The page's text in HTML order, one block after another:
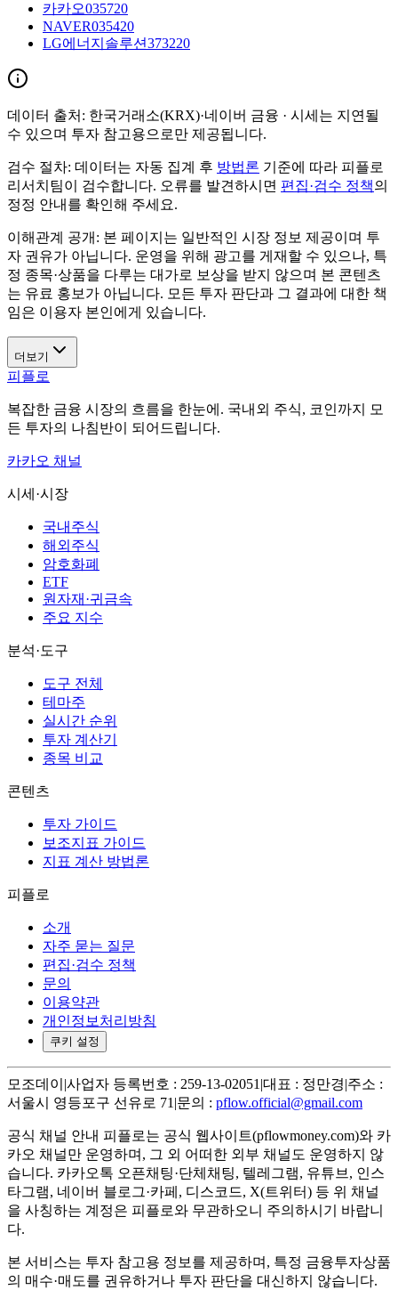
카카오035720
NAVER035420
LG에너지솔루션373220
데이터 출처: 한국거래소(KRX)·네이버 금융 · 시세는 지연될
수 있으며 투자 참고용으로만 제공됩니다.
검수 절차: 데이터는 자동 집계 후 방법론 기준에 따라 피플로
리서치팀이 검수합니다. 오류를 발견하시면 편집·검수 정책의
정정 안내를 확인해 주세요.
이해관계 공개: 본 페이지는 일반적인 시장 정보 제공이며 투
자 권유가 아닙니다. 운영을 위해 광고를 게재할 수 있으나, 특
정 종목·상품을 다루는 대가로 보상을 받지 않으며 본 콘텐츠
는 유료 홍보가 아닙니다. 모든 투자 판단과 그 결과에 대한 책
임은 이용자 본인에게 있습니다.
더보기
피플로
복잡한 금융 시장의 흐름을 한눈에. 국내외 주식, 코인까지 모
든 투자의 나침반이 되어드립니다.
카카오 채널
시세·시장
국내주식
해외주식
암호화폐
ETF
원자재·귀금속
주요 지수
분석·도구
도구 전체
테마주
실시간 순위
투자 계산기
종목 비교
콘텐츠
투자 가이드
보조지표 가이드
지표 계산 방법론
피플로
소개
자주 묻는 질문
편집·검수 정책
문의
이용약관
개인정보처리방침
쿠키 설정
모조데이 |사업자 등록번호 : 259-13-02051 |대표 : 정만경|주소 :
서울시 영등포구 선유로 71 |문의 : pflow.official@gmail.com
공식 채널 안내 피플로는 공식 웹사이트(pflowmoney.com)와 카
카오 채널만 운영하며, 그 외 어떠한 외부 채널도 운영하지 않
습니다. 카카오톡 오픈채팅·단체채팅, 텔레그램, 유튜브, 인스
타그램, 네이버 블로그·카페, 디스코드, X(트위터) 등 위 채널
을 사칭하는 계정은 피플로와 무관하오니 주의하시기 바랍니
다.
본 서비스는 투자 참고용 정보를 제공하며, 특정 금융투자상품
의 매수·매도를 권유하거나 투자 판단을 대신하지 않습니다.